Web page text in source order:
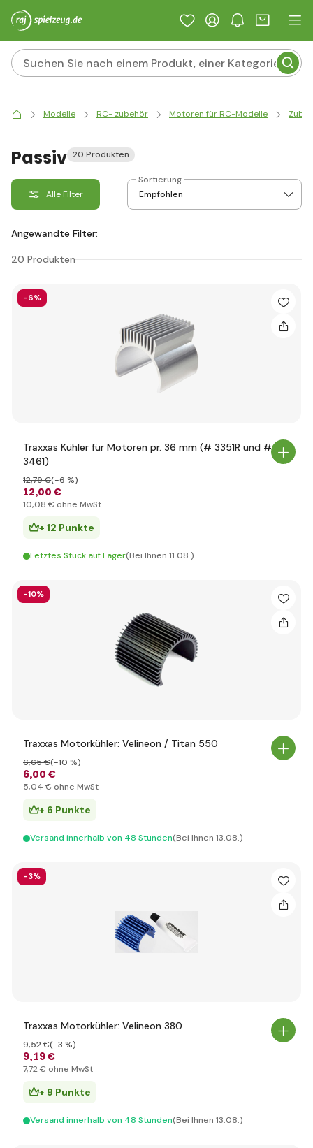
Modelle RC- zubehör Motoren für RC-Modelle
Passiv 20 Produkten
Alle Filter
Sortierung
Angewandte Filter:
20 Produkten
-6%
Traxxas Kühler für Motoren pr. 36 mm (# 3351R und #
3461)
12,00 €
12,79 €(-6 %)
10,08 € ohne MwSt
+ 12 Punkte
Letztes Stück auf Lager(Bei Ihnen 11.08.)
-10%
Traxxas Motorkühler: Velineon / Titan 550
6,00 €
6,65 €(-10 %)
5,04 € ohne MwSt
+ 6 Punkte
Versand innerhalb von 48 Stunden(Bei Ihnen 13.08.)
-3%
Traxxas Motorkühler: Velineon 380
9,19 €
9,52 €(-3 %)
7,72 € ohne MwSt
+ 9 Punkte
Versand innerhalb von 48 Stunden(Bei Ihnen 13.08.)